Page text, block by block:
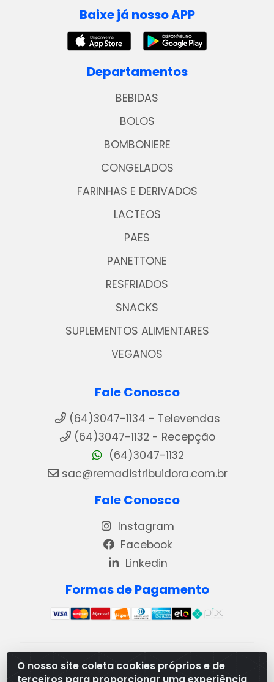
O nosso site coleta cookies próprios e de
Baixe já nosso APP
Departamentos
BEBIDAS
BOLOS
BOMBONIERE
CONGELADOS
FARINHAS E DERIVADOS
LACTEOS
PAES
PANETTONE
RESFRIADOS
SNACKS
SUPLEMENTOS ALIMENTARES
VEGANOS
Fale Conosco
(64)3047-1134 - Televendas
(64)3047-1132 - Recepção
(64)3047-1132
sac@remadistribuidora.com.br
Fale Conosco
Instagram
Facebook
Linkedin
Formas de Pagamento
REMA DISTRIBUIDORA E REPRESENTAÇÕES DE
PRODUTOS LACTEOS LTDA - VIA DPI 6 QD 4 LOTES